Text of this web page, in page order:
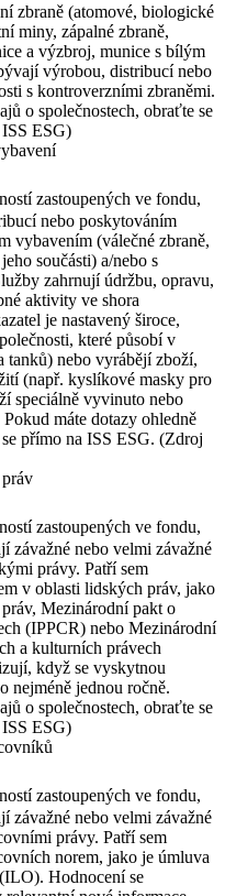
zbraně (atomové, biologické
miny, zápalné zbraně,
a výzbroj, munice s bílým
výrobou, distribucí nebo
s kontroverzními zbraněmi.
o společnostech, obraťte se
ESG)
zastoupených ve fondu,
nebo poskytováním
vybavením (válečné zbraně,
součásti) a/nebo s
zahrnují údržbu, opravu,
aktivity ve shora
je nastavený široce,
které působí v
tanků) nebo vyrábějí zboží,
(např. kyslíkové masky pro
speciálně vyvinuto nebo
máte dotazy ohledně
přímo na ISS ESG. (Zdroj
zastoupených ve fondu,
závažné nebo velmi závažné
právy. Patří sem
v oblasti lidských práv, jako
Mezinárodní pakt o
(IPPCR) nebo Mezinárodní
a kulturních právech
když se vyskytnou
nejméně jednou ročně.
o společnostech, obraťte se
ESG)
zastoupených ve fondu,
závažné nebo velmi závažné
právy. Patří sem
norem, jako je úmluva
Hodnocení se